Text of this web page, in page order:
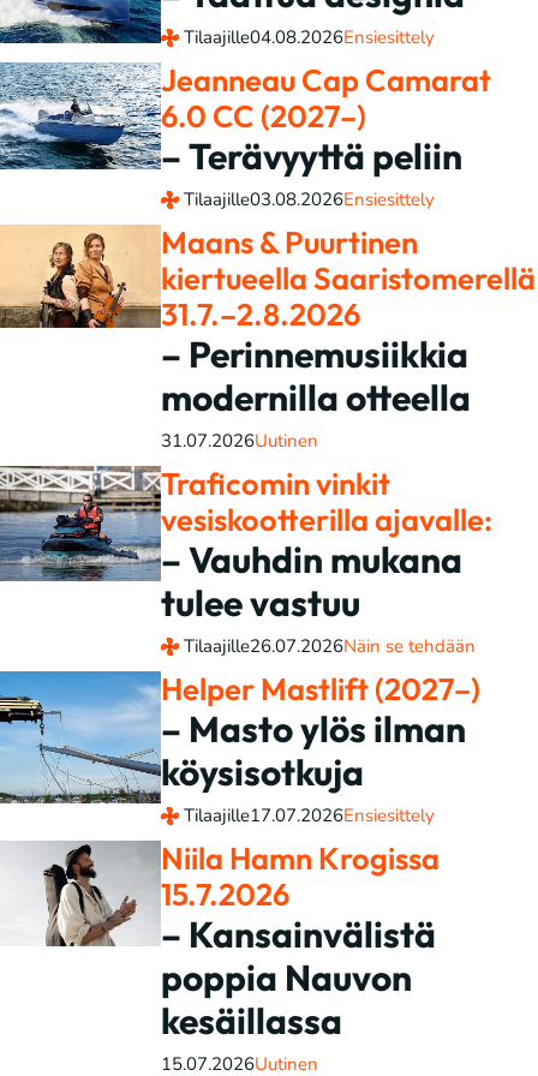
Tilaajille04.08.2026Ensiesittely
Jeanneau Cap Camarat
6.0 CC (2027–)
– Terävyyttä peliin
Tilaajille03.08.2026Ensiesittely
Maans & Puurtinen
kiertueella Saaristomerellä
31.7.–2.8.2026
– Perinnemusiikkia
modernilla otteella
31.07.2026Uutinen
Traficomin vinkit
vesiskootterilla ajavalle:
– Vauhdin mukana
tulee vastuu
Tilaajille26.07.2026Näin se tehdään
Helper Mastlift (2027–)
– Masto ylös ilman
köysisotkuja
Tilaajille17.07.2026Ensiesittely
Niila Hamn Krogissa
15.7.2026
– Kansainvälistä
poppia Nauvon
kesäillassa
15.07.2026Uutinen